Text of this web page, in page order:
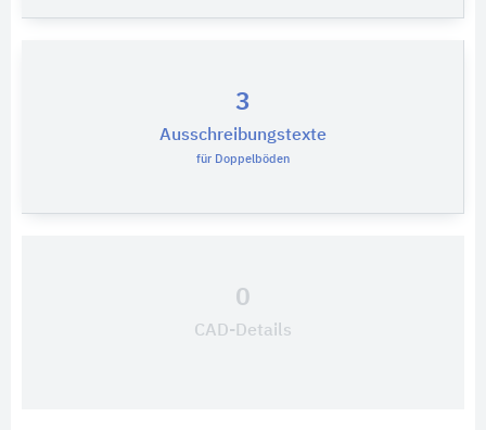
3
Ausschreibungstexte
für Doppelböden
0
CAD-Details